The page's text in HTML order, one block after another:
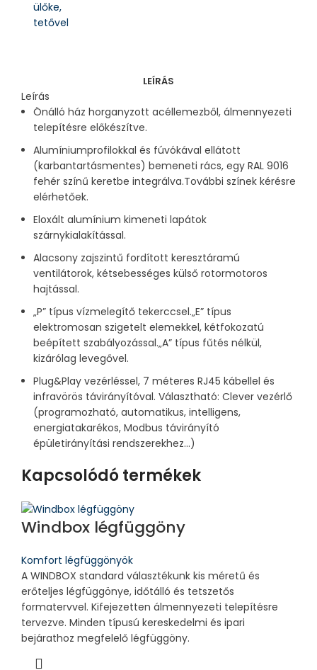
LEÍRÁS
Leírás
Önálló ház horganyzott acéllemezből, álmennyezeti
telepítésre előkészítve.
Alumíniumprofilokkal és fúvókával ellátott
(karbantartásmentes) bemeneti rács, egy RAL 9016
fehér színű keretbe integrálva.További színek kérésre
elérhetőek.
Eloxált alumínium kimeneti lapátok
szárnykialakítással.
Alacsony zajszintű fordított keresztáramú
ventilátorok, kétsebességes külső rotormotoros
hajtással.
„P” típus vízmelegítő tekerccsel.„E” típus
elektromosan szigetelt elemekkel, kétfokozatú
beépített szabályozással.„A” típus fűtés nélkül,
kizárólag levegővel.
Plug&Play vezérléssel, 7 méteres RJ45 kábellel és
infravörös távirányítóval. Választható: Clever vezérlő
(programozható, automatikus, intelligens,
energiatakarékos, Modbus távirányító
épületirányítási rendszerekhez…)
Kapcsolódó termékek
Windbox légfüggöny
Komfort légfüggönyök
A WINDBOX standard választékunk kis méretű és
erőteljes légfüggönye, időtálló és tetszetős
formatervvel. Kifejezetten álmennyezeti telepítésre
tervezve. Minden típusú kereskedelmi és ipari
bejárathoz megfelelő légfüggöny.